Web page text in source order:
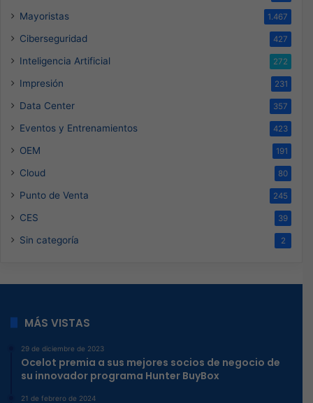
Mayoristas 1.467
Ciberseguridad 427
Inteligencia Artificial 272
Impresión 231
Data Center 357
Eventos y Entrenamientos 423
OEM 191
Cloud 80
Punto de Venta 245
CES 39
Sin categoría 2
MÁS VISTAS
29 de diciembre de 2023
Ocelot premia a sus mejores socios de negocio de
su innovador programa Hunter BuyBox
21 de febrero de 2024